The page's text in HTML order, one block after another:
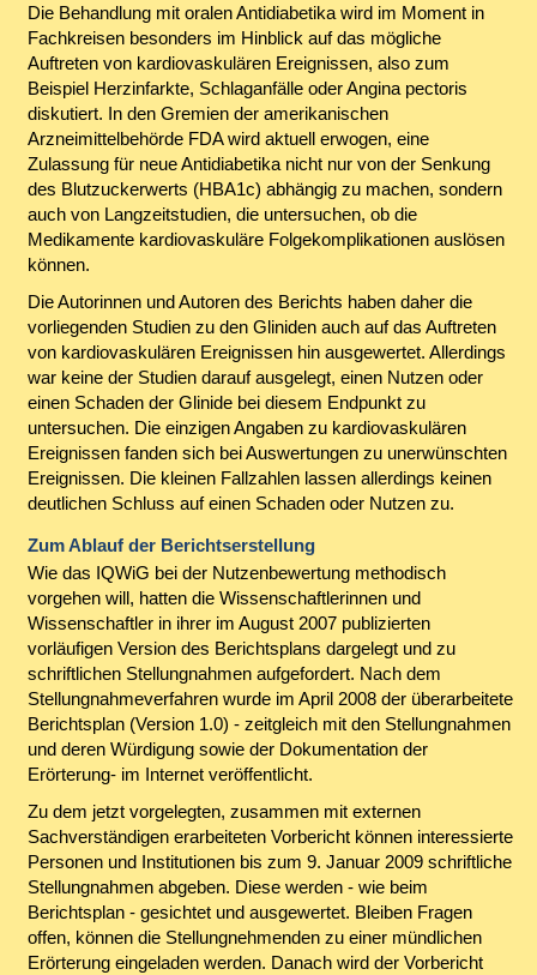
Die Behandlung mit oralen Antidiabetika wird im Moment in
Fachkreisen besonders im Hinblick auf das mögliche
Auftreten von kardiovaskulären Ereignissen, also zum
Beispiel Herzinfarkte, Schlaganfälle oder Angina pectoris
diskutiert. In den Gremien der amerikanischen
Arzneimittelbehörde FDA wird aktuell erwogen, eine
Zulassung für neue Antidiabetika nicht nur von der Senkung
des Blutzuckerwerts (HBA1c) abhängig zu machen, sondern
auch von Langzeitstudien, die untersuchen, ob die
Medikamente kardiovaskuläre Folgekomplikationen auslösen
können.
Die Autorinnen und Autoren des Berichts haben daher die
vorliegenden Studien zu den Gliniden auch auf das Auftreten
von kardiovaskulären Ereignissen hin ausgewertet. Allerdings
war keine der Studien darauf ausgelegt, einen Nutzen oder
einen Schaden der Glinide bei diesem Endpunkt zu
untersuchen. Die einzigen Angaben zu kardiovaskulären
Ereignissen fanden sich bei Auswertungen zu unerwünschten
Ereignissen. Die kleinen Fallzahlen lassen allerdings keinen
deutlichen Schluss auf einen Schaden oder Nutzen zu.
Zum Ablauf der Berichtserstellung
Wie das IQWiG bei der Nutzenbewertung methodisch
vorgehen will, hatten die Wissenschaftlerinnen und
Wissenschaftler in ihrer im August 2007 publizierten
vorläufigen Version des Berichtsplans dargelegt und zu
schriftlichen Stellungnahmen aufgefordert. Nach dem
Stellungnahmeverfahren wurde im April 2008 der überarbeitete
Berichtsplan (Version 1.0) - zeitgleich mit den Stellungnahmen
und deren Würdigung sowie der Dokumentation der
Erörterung- im Internet veröffentlicht.
Zu dem jetzt vorgelegten, zusammen mit externen
Sachverständigen erarbeiteten Vorbericht können interessierte
Personen und Institutionen bis zum 9. Januar 2009 schriftliche
Stellungnahmen abgeben. Diese werden - wie beim
Berichtsplan - gesichtet und ausgewertet. Bleiben Fragen
offen, können die Stellungnehmenden zu einer mündlichen
Erörterung eingeladen werden. Danach wird der Vorbericht